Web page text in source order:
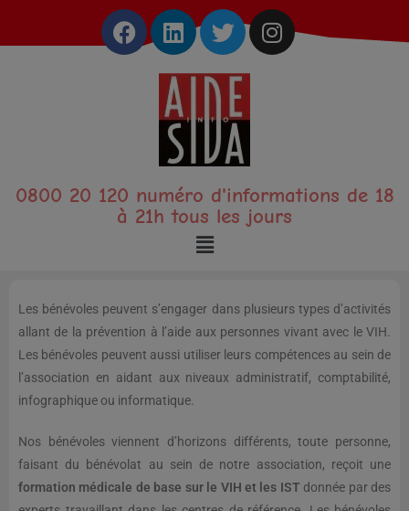
0800 20 120 numéro d'informations de 18
à 21h tous les jours
Les bénévoles peuvent s’engager dans plusieurs types d’activités
allant de la prévention à l’aide aux personnes vivant avec le VIH.
Les bénévoles peuvent aussi utiliser leurs compétences au sein de
l’association en aidant aux niveaux administratif, comptabilité,
infographique ou informatique.
Nos bénévoles viennent d’horizons différents, toute personne,
faisant du bénévolat au sein de notre association, reçoit une
formation médicale de base sur le VIH et les IST donnée par des